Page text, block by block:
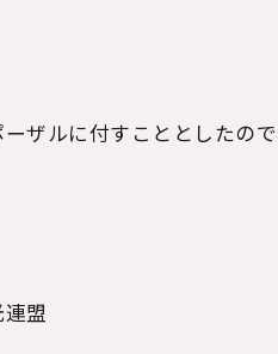
ザルに付すこととしたので
盟